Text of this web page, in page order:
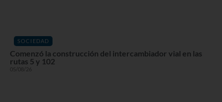
SOCIEDAD
Comenzó la construcción del intercambiador vial en las
rutas 5 y 102
05/08/26